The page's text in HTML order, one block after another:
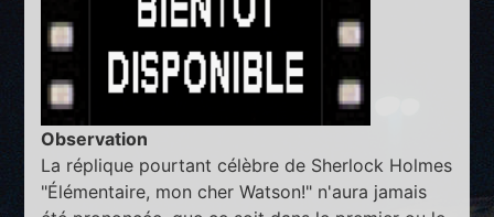
Observation
La réplique pourtant célèbre de Sherlock Holmes
"Élémentaire, mon cher Watson!" n'aura jamais